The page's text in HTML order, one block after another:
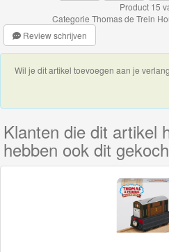
Treinen
en
Wagons
Thomas
Adventures
Thomas
Product 15
Categorie Thomas de Trein
Review schrijven
Wil je dit artikel toevoegen aan je
Klanten die dit artikel
hebben ook dit